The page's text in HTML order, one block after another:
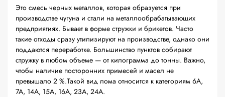
Это смесь черных металлов, которая образуется при
производстве чугуна и стали на металлообрабатывающих
предприятиях. Бывает в форме стружки и брикетов. Часто
такие отходы сразу утилизируют на производстве, однако они
поддаются переработке. Большинство пунктов собирают
стружку в любом объеме — от килограмма до тонны. Важно,
чтобы наличие посторонних примесей и масел не
превышало 2 %.Такой вид лома относится к категориям 6А,
7А, 14А, 15А, 16А, 23А, 24А.